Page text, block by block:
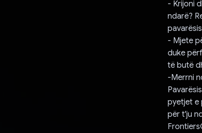
- Krijoni
ndarë?
- Mjete
duke
të butë
-Merrni
pyetjet e
për t'ju